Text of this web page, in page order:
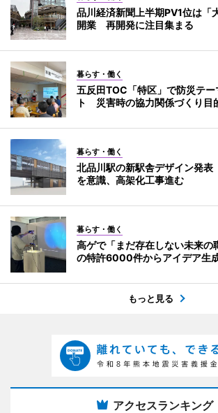
品川経済新聞上半期PV1位は「
開業 再開発に注目集まる
暮らす・働く
五反田TOC「特区」で防災テ
ト 災害時の協力関係づくり目
暮らす・働く
北品川駅の新駅舎デザイン発
を意識、高架化工事進む
暮らす・働く
高ゲで「まだ存在しない未来
の特許6000件からアイデア生
もっと見る
アクセスランキング